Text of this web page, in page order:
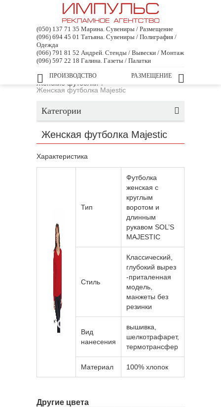
(050) 137 71 35 Марина. Сувениры / Размещение
(096) 694 45 01 Татьяна. Сувениры / Полиграфия /
Одежда
(066) 791 81 52 Андрей. Стенды / Вывески / Монтаж
(096) 597 22 18 Галина. Газеты / Палатки
ПРОИЗВОДСТВО РАЗМЕЩЕНИЕ
Главная / Промо-одежда Футболки /
Женские футболки /
Женская футболка Majestic
Категории
Женская футболка Majestic
Характеристика
Тип
Футболка
женская с
круглым
воротом и
длинным
рукавом SOL’S
MAJESTIC
Стиль
Классический,
глубокий вырез
-приталенная
модель,
манжеты без
резинки
Вид
нанесения
вышивка,
шелкотрафарет,
термотрансфер
Материал 100% хлопок
Другие цвета